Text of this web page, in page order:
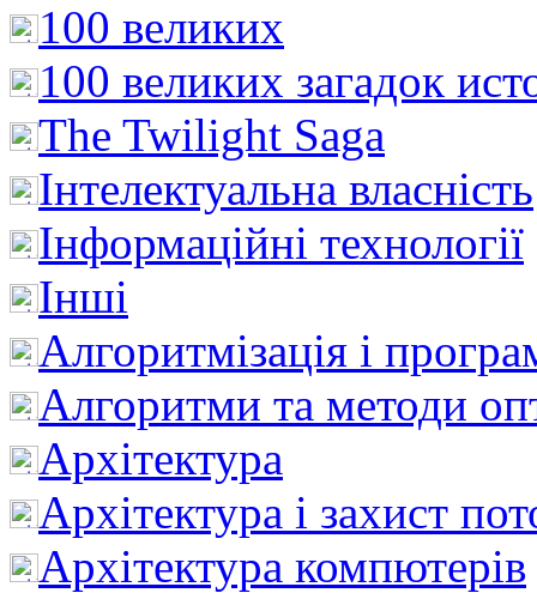
100 великих
100 великих загадок
The Twilight Saga
Інтелектуальна влaсність
Інформаційні технології
Інші
Алгоритмізація і
Алгоритми та методи
Архітектура
Архітектура і захист
Архітектура компютерів